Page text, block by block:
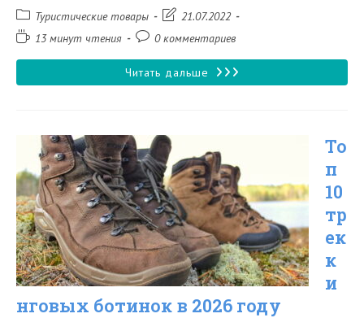
Рубрика
записи:
Туристические товары
Запись21.07.2022
Время13 минут чтения
Комментарии
записи:
0 комментариев
Читать дальше Топ
автолюлек
для
новорожденных
в
2026
году,
которые
То
п
10
тр
ек
к
и
нговых ботинок в 2026 году